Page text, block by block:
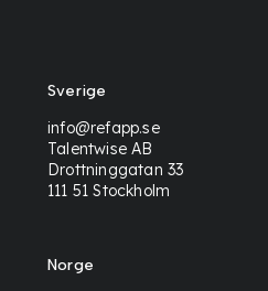
Sverige
info@refapp.se
Talentwise AB
Drottninggatan 33
111 51 Stockholm
Norge